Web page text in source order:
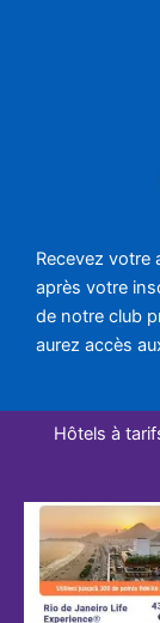
Recevez votre
après votre
de notre club
aurez accès
Hôtels à